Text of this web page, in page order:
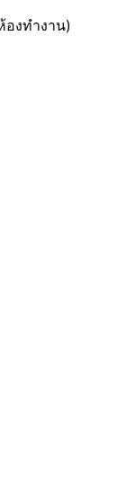
งทำงาน)